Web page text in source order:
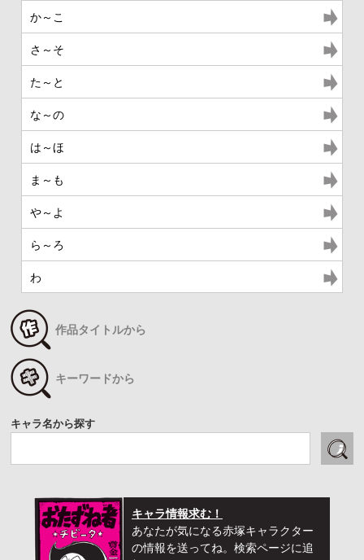
か～こ
さ～そ
た～と
な～の
は～ほ
ま～も
や～よ
ら～ろ
わ
作品タイトルから
キーワードから
キャラ名から探す
キャラ情報求む！
あなたが気になる赤塚キャラクター
の情報を送ってね。検索ページに追